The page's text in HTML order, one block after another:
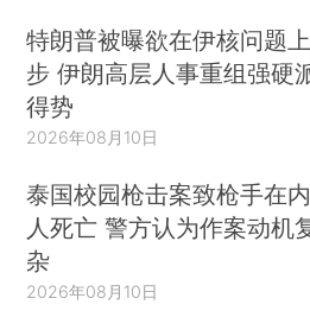
特朗普被曝欲在伊核问题
步 伊朗高层人事重组强硬
得势
2026年08月10日
泰国校园枪击案致枪手在
人死亡 警方认为作案动机
杂
2026年08月10日